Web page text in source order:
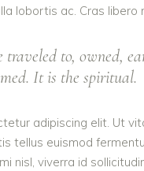
lobortis ac. Cras libero
traveled to, owned,
It is the spiritual.
adipiscing elit. Ut
tellus euismod
nisl, viverra id